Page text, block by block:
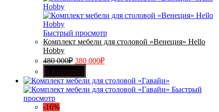
Быстрый просмотр
Комплект мебели для столовой «Венеция» Hello
Hobby
480 000₽ 380 000₽
В корзину
Быстрый
просмотр
-16%